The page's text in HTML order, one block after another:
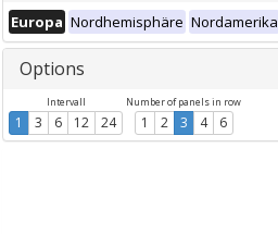
Europa Nordhemisphäre Nordamerika
Options
Intervall
1 3 6 12 24
Number of panels in row
1 2 3 4 6